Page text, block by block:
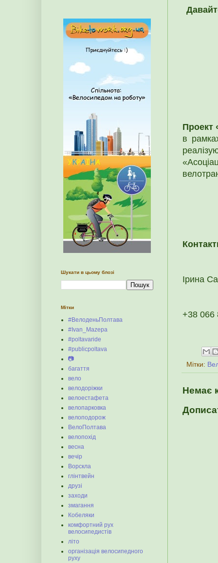
Проект
в
Ірина
+38 066
Мітки:
Немає
Шукати в цьому блозі
Мітки
#ВелоденьПолтава
#Ivan_Mazepa
#poltavaride
#publicpoltava
📷
багаття
вело
велодоріжки
велоестафета
велопарковка
велоподорож
ВелоПолтава
велопохід
весна
вечір
Ворскла
глінтвейн
друзі
заходи
змагання
Кобеляки
комфортний рух
велосипедистів
літо
організація велосипедного
руху